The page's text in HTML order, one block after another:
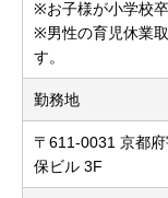
※お子様が小学校
※男性の育児休業
す。
勤務地
〒611-0031 京都
保ビル 3F